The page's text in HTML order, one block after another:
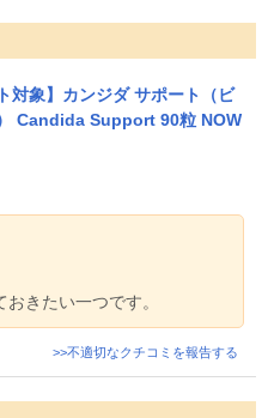
対象】カンジダ サポート（ビ
Candida Support 90粒 NOW
きたい一つです。
>>不適切なクチコミを報告する